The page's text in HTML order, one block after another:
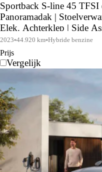
Sportback S-line 45
Panoramadak |
Elek. Achterklep | Side
2023 44.920 km Hybride benzine
Prijs
Vergelijk